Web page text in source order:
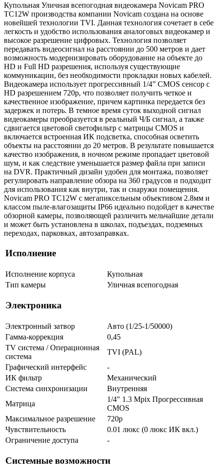
Купольная Уличная всепогодная видеокамера Novicam PRO
TC12W производства компании Novicam создана на основе
новейшей технологии TVI. Данная технология сочетает в себе
легкость и удобство использования аналоговых видеокамер и
высокое разрешение цифровых. Технология позволяет
передавать видеосигнал на расстоянии до 500 метров и дает
возможность модернизировать оборудование на объекте до
HD и Full HD разрешения, используя существующие
коммуникации, без необходимости прокладки новых кабелей.
Видеокамера использует прогрессивный 1/4” CMOS сенсор с
HD разрешением 720p, что позволяет получить четкое и
качественное изображение, причем картинка передается без
задержек и потерь. В темное время суток выходной сигнал
видеокамеры преобразуется в реальный Ч/Б сигнал, а также
сдвигается цветовой светофильтр с матрицы CMOS и
включается встроенная ИК подсветка, способная осветить
объекты на расстоянии до 20 метров. В результате повышается
качество изображения, в ночном режиме пропадает цветовой
шум, и как следствие уменьшается размер файла при записи
на DVR. Практичный дизайн удобен для монтажа, позволяет
регулировать направление обзора на 360 градусов и подходит
для использования как внутри, так и снаружи помещения.
Novicam PRO TC12W с мегапиксельным объективом 2.8мм и
классом пыле-влагозащиты IP66 идеально подойдет в качестве
обзорной камеры, позволяющей различить мельчайшие детали
и может быть установлена в школах, подъездах, подземных
переходах, парковках, автозаправках.
Исполнение
Исполнение корпуса
Купольная
Тип камеры
Уличная всепогодная
Электроника
Электронный затвор
Авто (1/25-1/50000)
Гамма-коррекция
0,45
TV система / Операционная
система
TVI (PAL)
Графический интерфейс
-
ИК фильтр
Механический
Система синхронизации
Внутренняя
Матрица
1/4" 1.3 Mpix Прогрессивная
CMOS
Максимальное разрешение
720p
Чувствительность
0.01 люкс (0 люкс ИК вкл.)
Ограничение доступа
-
Системные возможности